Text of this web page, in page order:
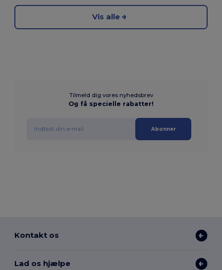
Vis alle
Tilmeld dig vores nyhedsbrev
Og få specielle rabatter!
Abonner
Kontakt os
Lad os hjælpe